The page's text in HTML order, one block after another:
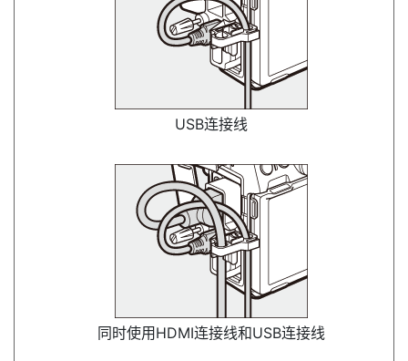
USB连接线
同时使用HDMI连接线和USB连接线